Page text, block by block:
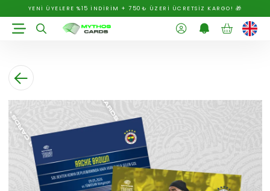
YENİ ÜYELERE %15 İNDİRİM + 750₺ ÜZERİ ÜCRETSİZ KARGO! 🎁